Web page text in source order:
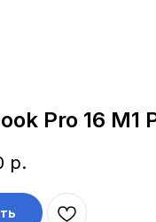
Pro 16 M1
р.